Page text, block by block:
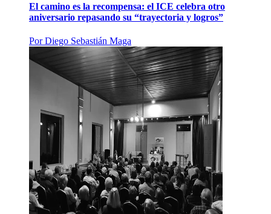
El camino es la recompensa: el ICE celebra otro
aniversario repasando su “trayectoria y logros”
PorDiego Sebastián Maga